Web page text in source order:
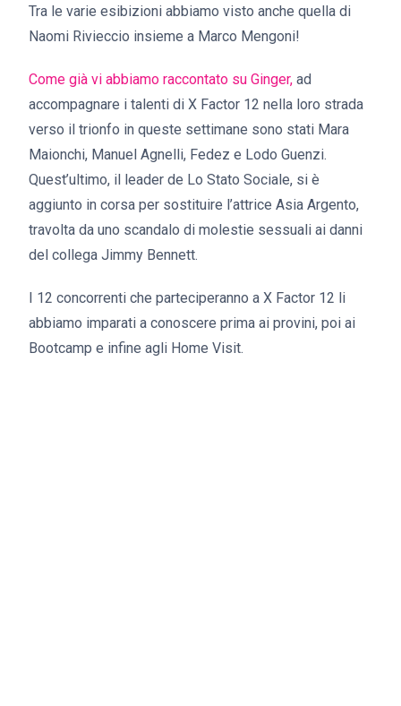
Tra le varie esibizioni abbiamo visto anche quella di
Naomi Rivieccio insieme a Marco Mengoni!
Come già vi abbiamo raccontato su Ginger, ad
accompagnare i talenti di X Factor 12 nella loro strada
verso il trionfo in queste settimane sono stati Mara
Maionchi, Manuel Agnelli, Fedez e Lodo Guenzi.
Quest’ultimo, il leader de Lo Stato Sociale, si è
aggiunto in corsa per sostituire l’attrice Asia Argento,
travolta da uno scandalo di molestie sessuali ai danni
del collega Jimmy Bennett.
I 12 concorrenti che parteciperanno a X Factor 12 li
abbiamo imparati a conoscere prima ai provini, poi ai
Bootcamp e infine agli Home Visit.